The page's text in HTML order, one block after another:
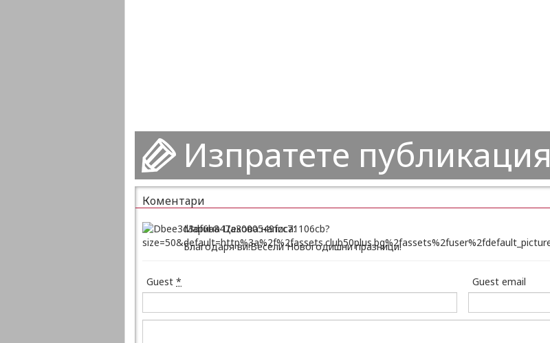
Изпратете публикация
Коментари
Марина Цекова написа:
Благодаря ви!Весели Новогодишни празници!
Guest * Guest email